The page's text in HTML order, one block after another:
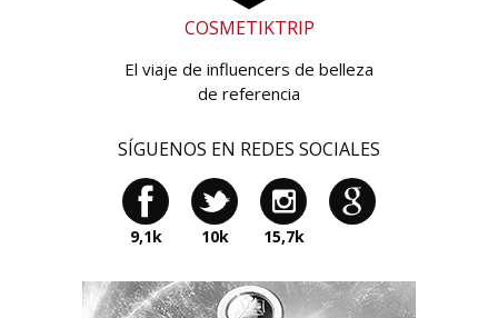
COSMETIKTRIP
El viaje de influencers de belleza
de referencia
SÍGUENOS EN REDES SOCIALES
9,1k 10k 15,7k